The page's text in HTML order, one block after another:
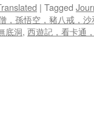
| Tagged
，孫悟空，豬八戒，
底洞, 西遊記，看卡通